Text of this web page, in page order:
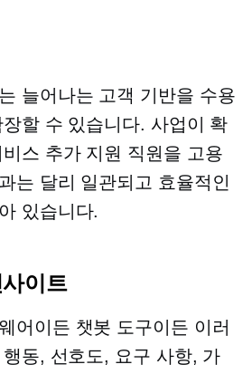
늘어나는 고객 기반을 수용
할 수 있습니다. 사업이 확
스 추가 지원 직원을 고용
는 달리 일관되고 효율적인
있습니다.
이트
어이든 챗봇 도구이든 이러
동, 선호도, 요구 사항, 가